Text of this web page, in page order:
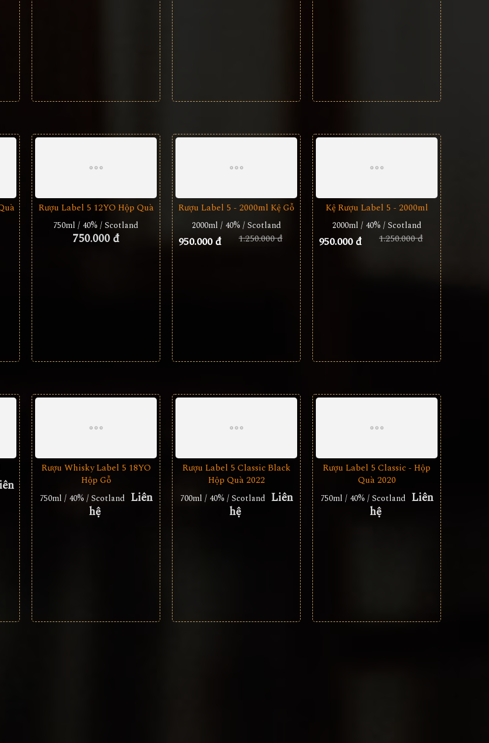
Rượu Label 5 12YO Hộp Quà
750ml / 40% / Scotland
750.000 đ
Rượu Label 5 - 2000ml Kệ Gỗ
2000ml / 40% / Scotland
950.000 đ 1.250.000 đ
Kệ Rượu Label 5 - 2000ml
2000ml / 40% / Scotland
950.000 đ 1.250.000 đ
Rượu Whisky Label 5 18YO
Hộp Gỗ
750ml / 40% / Scotland Liên
hệ
Rượu Label 5 Classic Black
Hộp Quà 2022
700ml / 40% / Scotland Liên
hệ
Rượu Label 5 Classic - Hộp
Quà 2020
750ml / 40% / Scotland Liên
hệ